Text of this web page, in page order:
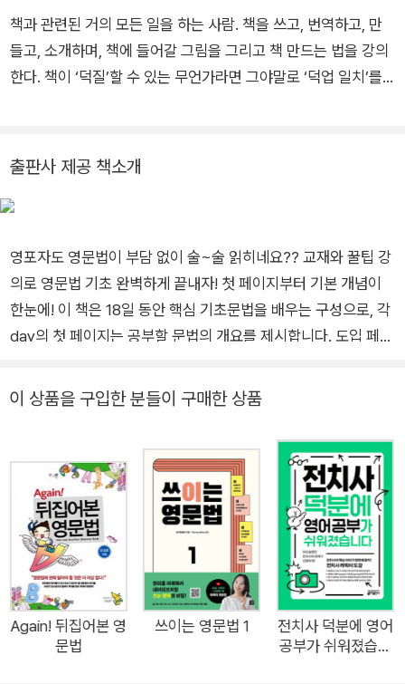
책과 관련된 거의 모든 일을 하는 사람. 책을 쓰고, 번역하고, 만
들고, 소개하며, 책에 들어갈 그림을 그리고 책 만드는 법을 강의
한다. 책이 ‘덕질’할 수 있는 무언가라면 그야말로 ‘덕업 일치’를
지》 등을 썼다. 《내 삶을 바꾸는 100일 영어 필사》는 저자의 열한
로그 https://brunch.co.kr/@merryseo
출판사 제공 책소개
영포자도 영문법이 부담 없이 술~술 읽히네요?? 교재와 꿀팁 강
의로 영문법 기초 완벽하게 끝내자! 첫 페이지부터 기본 개념이
한눈에! 이 책은 18일 동안 핵심 기초문법을 배우는 구성으로, 각
day의 첫 페이지는 공부할 문법의 개요를 제시합니다. 도입 페이
엿볼 수 있어요. 초등학생도 이해할 수 있는 우리말 비교 설명! 이
조를 우리말과 비교하여 설명합니다. 부담 없이 술술 읽다 보면
나도 모르는 사이에 해당 문법의 큰 그림을 파악하게 되죠. 스토
리 설명을 한방에 입력시켜주는 이미지와 카툰! 이 책의 모든 페
이지에는 스토리 형식의 설명을 시각화한 이미지와 카툰이 있어
요. 스토리와 영어 예문으로 이해하고, 이미지로 기억하세요. 문
법이 입으로 나오는 복습! 머리로 이해했어도 말이나 글로 쓰지
못하면 무소용이죠. 각 day 마지막 페이지의 실용 문장들을 입으
로 연습하여 그날 배운 문법을 온전히 내 것으로 만드세요. [학습
지원] 저자 서메리의 동영상 핵심 문법강의 이 책에서 다루는 문
이 상품을 구입한 분들이 구매한 상품
Again! 뒤집어본 영
문법
쓰이는 영문법 1
전치사 덕분에 영어
공부가 쉬워졌습니